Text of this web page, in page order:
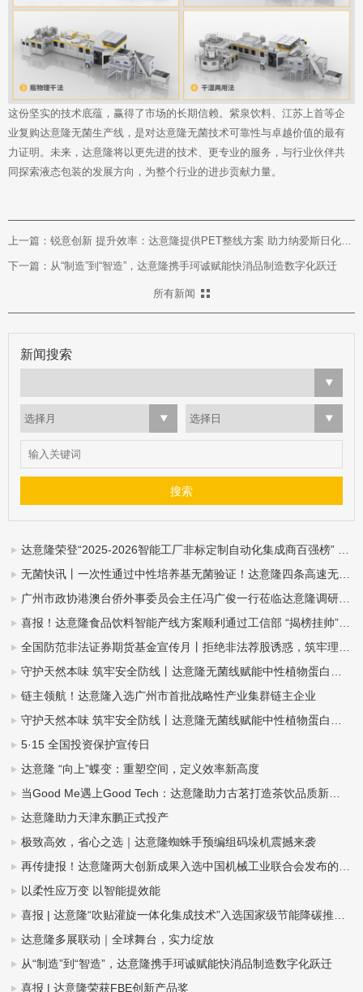
这份坚实的技术底蕴，赢得了市场的长期信赖。紫泉饮料、江苏上首等企
业复购达意隆无菌生产线，是对达意隆无菌技术可靠性与卓越价值的最有
力证明。未来，达意隆将以更先进的技术、更专业的服务，与行业伙伴共
同探索液态包装的发展方向，为整个行业的进步贡献力量。
上一篇：锐意创新 提升效率：达意隆提供PET整线方案 助力纳爱斯日化品生产
下一篇：从“制造”到“智造”，达意隆携手珂诚赋能快消品制造数字化跃迁
所有新闻
新闻搜索
选择月 选择日
达意隆荣登“2025-2026智能工厂非标定制自动化集成商百强榜” ——智造实力再获业界权威认可
无菌快讯丨一次性通过中性培养基无菌验证！达意隆四条高速无菌整线落地中山东鹏
广州市政协港澳台侨外事委员会主任冯广俊一行莅临达意隆调研指导
喜报！达意隆食品饮料智能产线方案顺利通过工信部 “揭榜挂帅”项目验收
全国防范非法证券期货基金宣传月丨拒绝非法荐股诱惑，筑牢理性投资防线
守护天然本味 筑牢安全防线丨达意隆无菌线赋能中性植物蛋白饮料全域发展（杏仁露篇）
链主领航！达意隆入选广州市首批战略性产业集群链主企业
守护天然本味 筑牢安全防线丨达意隆无菌线赋能中性植物蛋白饮料全域发展（豆奶篇）
5·15 全国投资保护宣传日
达意隆 “向上”蝶变：重塑空间，定义效率新高度
当Good Me遇上Good Tech：达意隆助力古茗打造茶饮品质新标杆
达意隆助力天津东鹏正式投产
极致高效，省心之选｜达意隆蜘蛛手预编组码垛机震撼来袭
再传捷报！达意隆两大创新成果入选中国机械工业联合会发布的百项机械工业科技成果推广项目名单
以柔性应万变 以智能提效能
喜报 | 达意隆“吹贴灌旋一体化集成技术”入选国家级节能降碳推荐目录
达意隆多展联动｜全球舞台，实力绽放
从“制造”到“智造”，达意隆携手珂诚赋能快消品制造数字化跃迁
喜报 | 达意隆荣获FBE创新产品奖